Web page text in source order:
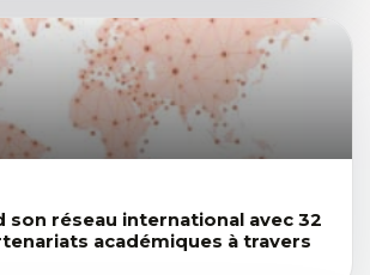
son réseau international avec 32
académiques à travers